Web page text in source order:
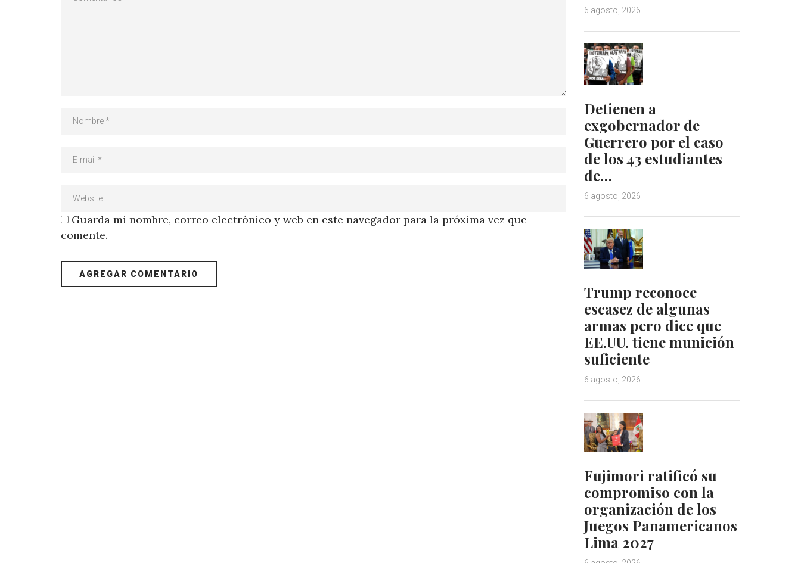
Guarda mi nombre, correo electrónico y web en este navegador para la próxima vez que
comente.
6 agosto, 2026
Detienen a
exgobernador de
Guerrero por el caso
de los 43 estudiantes
de…
6 agosto, 2026
Trump reconoce
escasez de algunas
armas pero dice que
EE.UU. tiene munición
suficiente
6 agosto, 2026
Fujimori ratificó su
compromiso con la
organización de los
Juegos Panamericanos
Lima 2027